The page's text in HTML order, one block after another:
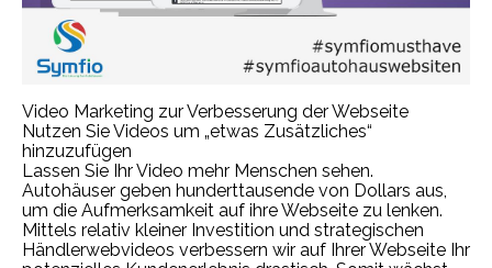
Video Marketing zur Verbesserung der Webseite
Nutzen Sie Videos um „etwas Zusätzliches“
hinzuzufügen
Lassen Sie Ihr Video mehr Menschen sehen.
Autohäuser geben hunderttausende von Dollars aus,
um die Aufmerksamkeit auf ihre Webseite zu lenken.
Mittels relativ kleiner Investition und strategischen
Händlerwebvideos verbessern wir auf Ihrer Webseite Ihr